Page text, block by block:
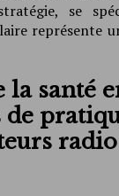
se
représente
la santé